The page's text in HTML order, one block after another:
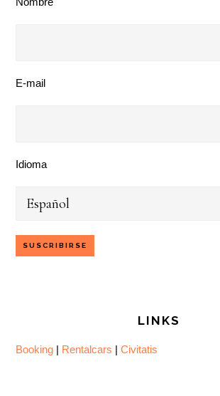
E-mail
Idioma
LINKS
Booking | Rentalcars |Civitatis